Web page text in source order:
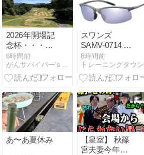
2026年開場記
念杯・・・豪
華賞品ゲット
なるか！
6時間前
スワンズ
SAMV-0714 軽
量スポーツサ
ングラスをレ
ビュー
8時間前
トレーニングタウン
あ〜あ夏休み
【皇室】 秋篠
宮夫妻今年も